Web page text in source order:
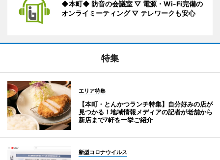
◆本町◆ 防音の会議室 ▽ 電源・Wi-Fi完備の
オンライミーティング ▽ テレワークも安心
特集
エリア特集
【本町・とんかつランチ特集】自分好みの店が
見つかる！地域情報メディアの記者が老舗から
新店まで7軒を一挙ご紹介
新型コロナウイルス